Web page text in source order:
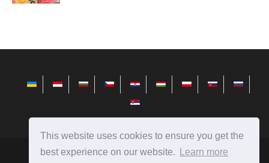
This website uses cookies to ensure you get the
best experience on our website.
Learn more
2026